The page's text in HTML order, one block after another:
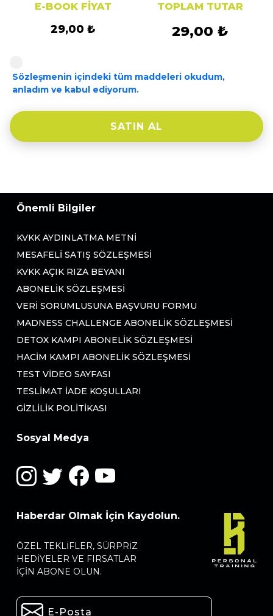
E-BOOK FIYAT
29,00 ₺
TOPLAM TUTAR
29,00 ₺
Sözleşmenin içindeki tüm maddeleri okudum,
anladım ve kabul ediyorum.
SATIN AL
Önemli Bilgiler
KVKK AYDINLATMA METNI
MESAFELI SATIŞ SÖZLEŞMESI
KVKK AÇIK RIZA BEYANI
ABONELIK SÖZLEŞMESI
VERI SORUMLUSUNA BAŞVURU FORMU
MADNESS CHALLENGE ABONELIK SÖZLEŞMESI
DETOX KAMPI ABONELIK SÖZLEŞMESI
HACIM KAMPI ABONELIK SÖZLEŞMESI
TEST VIDEO SAYFASI
TESLIMAT İADE KOŞULLARI
GIZLILIK POLITIKASI
Sosyal Medya
Haberdar Olmak İçin Kaydolun.
ÖZEL TEKLIFLER, SÜRPRIZ
HEDIYELER VE FIRSATLAR
IÇIN ABONE OLUN.